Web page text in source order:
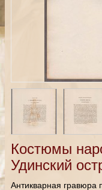
Костюмы
Удинский
Антикварная гравюра